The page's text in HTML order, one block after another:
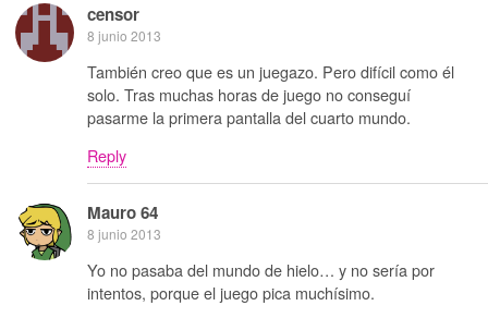
censor
8 junio 2013
También creo que es un juegazo. Pero difícil como él
solo. Tras muchas horas de juego no conseguí
pasarme la primera pantalla del cuarto mundo.
Reply
Mauro 64
8 junio 2013
Yo no pasaba del mundo de hielo… y no sería por
intentos, porque el juego pica muchísimo.